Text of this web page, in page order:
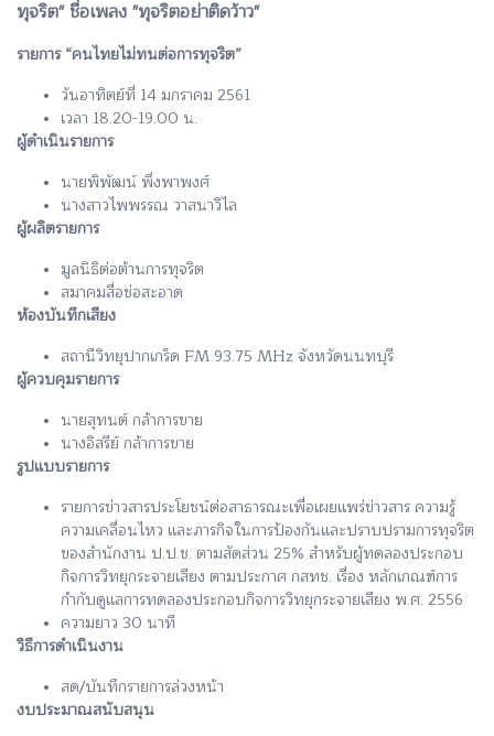
ทุจริต" ชื่อเพลง "ทุจริตอย่าติดว้าว"
รายการ “คนไทยไม่ทนต่อการทุจริต”
วันอาทิตย์ที่ 14 มกราคม 2561
เวลา 18.20-19.00 น.
ผู้ดำเนินรายการ
นายพิพัฒน์ พึ่งพาพงศ์
นางสาวไพพรรณ วาสนาวิไล
ผู้ผลิตรายการ
มูลนิธิต่อต้านการทุจริต
สมาคมสื่อช่อสะอาด
ห้องบันทึกเสียง
สถานีวิทยุปากเกร็ด FM 93.75 MHz จังหวัดนนทบุรี
ผู้ควบคุมรายการ
นายสุทนต์ กล้าการขาย
นางอิสรีย์ กล้าการขาย
รูปแบบรายการ
รายการข่าวสารประโยชน์ต่อสาธารณะเพื่อเผยแพร่ข่าวสาร ความรู้
ความเคลื่อนไหว และภารกิจในการป้องกันและปราบปรามการทุจริต
ของสำนักงาน ป.ป.ช. ตามสัดส่วน 25% สำหรับผู้ทดลองประกอบ
กิจการวิทยุกระจายเสียง ตามประกาศ กสทช. เรื่อง หลักเกณฑ์การ
กำกับดูแลการทดลองประกอบกิจการวิทยุกระจายเสียง พ.ศ. 2556
ความยาว 30 นาที
วิธีการดำเนินงาน
สด/บันทึกรายการล่วงหน้า
งบประมาณสนับสนุน